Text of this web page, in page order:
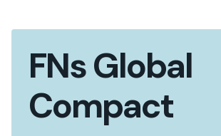
FNs Global
Compact